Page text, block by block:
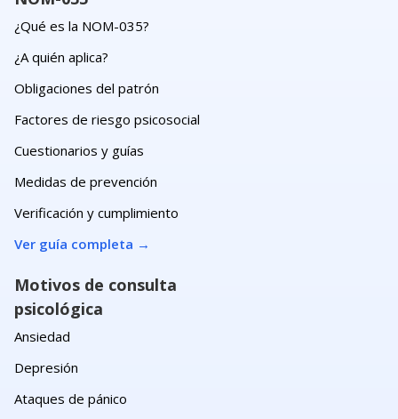
¿Qué es la NOM-035?
¿A quién aplica?
Obligaciones del patrón
Factores de riesgo psicosocial
Cuestionarios y guías
Medidas de prevención
Verificación y cumplimiento
Ver guía completa →
Motivos de consulta
psicológica
Ansiedad
Depresión
Ataques de pánico